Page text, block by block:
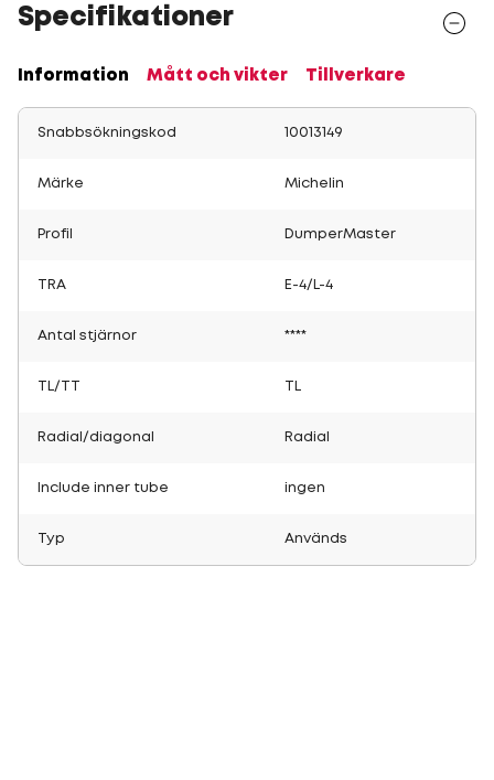
Specifikationer
Information Mått och vikter Tillverkare
Snabbsökningskod 10013149
Märke Michelin
Profil DumperMaster
TRA E-4/L-4
Antal stjärnor ****
TL/TT TL
Radial/diagonal Radial
Include inner tube ingen
Typ Används